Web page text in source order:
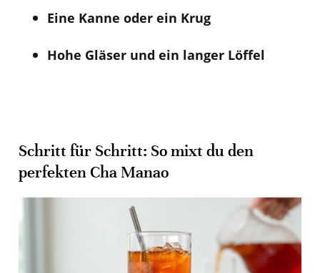
Eine Kanne oder ein Krug
Hohe Gläser und ein langer Löffel
Schritt für Schritt: So mixt du den
perfekten Cha Manao